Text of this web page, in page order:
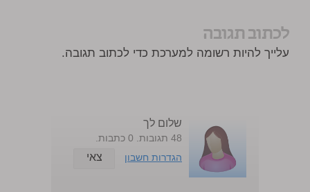
לכתוב תגובה
עלייך להיות רשומה למערכת כדי לכתוב תגובה.
שלום לך
48 תגובות. 0 כתבות.
הגדרות חשבון
צאי